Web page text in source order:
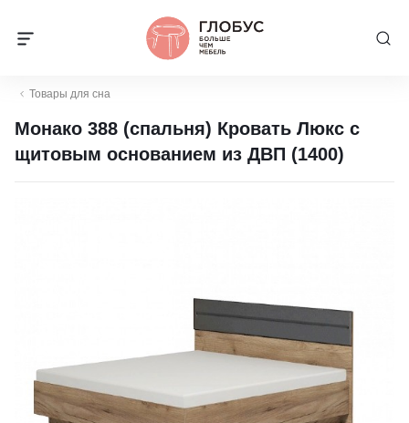
Товары для сна
Монако 388 (спальня) Кровать Люкс с
щитовым основанием из ДВП (1400)